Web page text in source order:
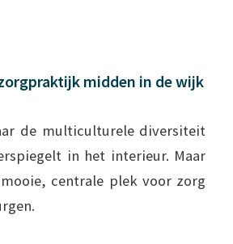
midden in de wijk
de multiculturele diversiteit
in het interieur. Maar
centrale plek voor zorg